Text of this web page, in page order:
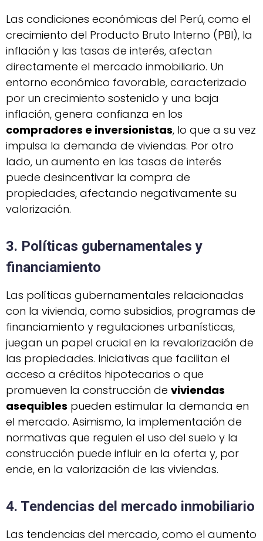
Las condiciones económicas del Perú, como el
crecimiento del Producto Bruto Interno (PBI), la
inflación y las tasas de interés, afectan
directamente el mercado inmobiliario. Un
entorno económico favorable, caracterizado
por un crecimiento sostenido y una baja
inflación, genera confianza en los
compradores e inversionistas, lo que a su vez
impulsa la demanda de viviendas. Por otro
lado, un aumento en las tasas de interés
puede desincentivar la compra de
propiedades, afectando negativamente su
valorización.
3. Políticas gubernamentales y
financiamiento
Las políticas gubernamentales relacionadas
con la vivienda, como subsidios, programas de
financiamiento y regulaciones urbanísticas,
juegan un papel crucial en la revalorización de
las propiedades. Iniciativas que facilitan el
acceso a créditos hipotecarios o que
promueven la construcción de viviendas
asequibles pueden estimular la demanda en
el mercado. Asimismo, la implementación de
normativas que regulen el uso del suelo y la
construcción puede influir en la oferta y, por
ende, en la valorización de las viviendas.
4. Tendencias del mercado inmobiliario
Las tendencias del mercado, como el aumento